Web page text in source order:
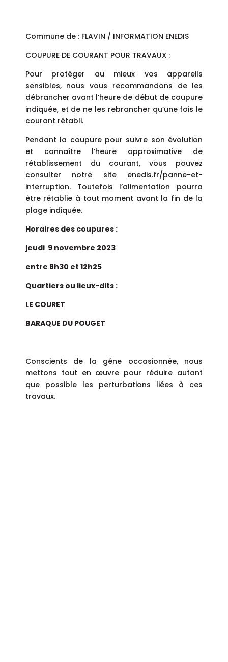
Commune de : FLAVIN / INFORMATION ENEDIS
COUPURE DE COURANT POUR TRAVAUX :
Pour protéger au mieux vos appareils
sensibles, nous vous recommandons de les
débrancher avant l’heure de début de coupure
indiquée, et de ne les rebrancher qu’une fois le
courant rétabli.
Pendant la coupure pour suivre son évolution
et connaître l’heure approximative de
rétablissement du courant, vous pouvez
consulter notre site enedis.fr/panne-et-
interruption. Toutefois l’alimentation pourra
être rétablie à tout moment avant la fin de la
plage indiquée.
Horaires des coupures :
jeudi 9 novembre 2023
entre 8h30 et 12h25
Quartiers ou lieux-dits :
LE COURET
BARAQUE DU POUGET
Conscients de la gêne occasionnée, nous
mettons tout en œuvre pour réduire autant
que possible les perturbations liées à ces
travaux.